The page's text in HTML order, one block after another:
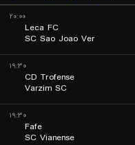
۲۰:۰۰
Leca FC
SC Sao Joao Ver
۱۹:۳۰
CD Trofense
Varzim SC
۱۹:۳۰
Fafe
SC Vianense